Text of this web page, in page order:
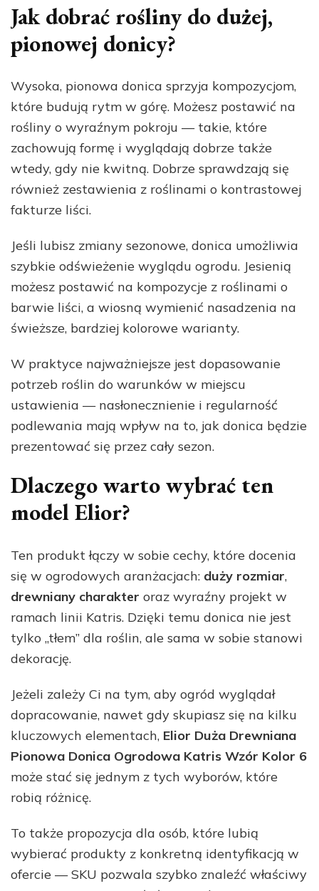
Jak dobrać rośliny do dużej,
pionowej donicy?
Wysoka, pionowa donica sprzyja kompozycjom,
które budują rytm w górę. Możesz postawić na
rośliny o wyraźnym pokroju — takie, które
zachowują formę i wyglądają dobrze także
wtedy, gdy nie kwitną. Dobrze sprawdzają się
również zestawienia z roślinami o kontrastowej
fakturze liści.
Jeśli lubisz zmiany sezonowe, donica umożliwia
szybkie odświeżenie wyglądu ogrodu. Jesienią
możesz postawić na kompozycje z roślinami o
barwie liści, a wiosną wymienić nasadzenia na
świeższe, bardziej kolorowe warianty.
W praktyce najważniejsze jest dopasowanie
potrzeb roślin do warunków w miejscu
ustawienia — nasłonecznienie i regularność
podlewania mają wpływ na to, jak donica będzie
prezentować się przez cały sezon.
Dlaczego warto wybrać ten
model Elior?
Ten produkt łączy w sobie cechy, które docenia
się w ogrodowych aranżacjach: duży rozmiar,
drewniany charakter oraz wyraźny projekt w
ramach linii Katris. Dzięki temu donica nie jest
tylko „tłem” dla roślin, ale sama w sobie stanowi
dekorację.
Jeżeli zależy Ci na tym, aby ogród wyglądał
dopracowanie, nawet gdy skupiasz się na kilku
kluczowych elementach, Elior Duża Drewniana
Pionowa Donica Ogrodowa Katris Wzór Kolor 6
może stać się jednym z tych wyborów, które
robią różnicę.
To także propozycja dla osób, które lubią
wybierać produkty z konkretną identyfikacją w
ofercie — SKU pozwala szybko znaleźć właściwy